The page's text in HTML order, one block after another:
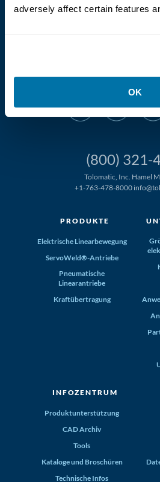
adversely affect certain features
OK
(800) 321-
Tolomatic, Inc. Hamel
+1-763-478-8000
PRODUKTE
Elektrische Linearbewegung
ServoWeld®-Antriebe
Pneumatische
Linearantriebe
Kraftübertragung
INFOZENTRUM
Produktunterstützung
CAD Archiv
Tools
Kataloge und Broschüren
Technische Infos